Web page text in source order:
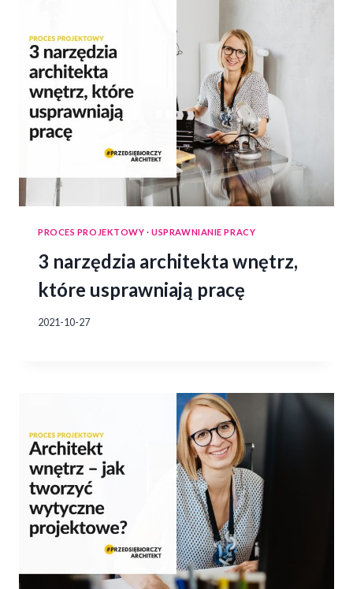
PROCES PROJEKTOWY ·USPRAWNIANIE PRACY
3 narzędzia architekta wnętrz,
które usprawniają pracę
2021-10-27